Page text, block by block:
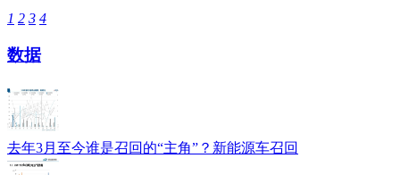
1 2 3 4
数据
去年3月至今谁是召回的“主角”？新能源车召回